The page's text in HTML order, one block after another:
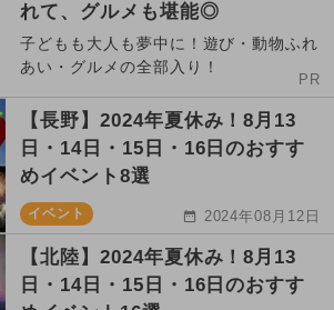
れて、グルメも堪能◎
子どもも大人も夢中に！遊び・動物ふれ
あい・グルメの全部入り！
PR
【長野】2024年夏休み！8月13
日・14日・15日・16日のおすす
めイベント8選
イベント 2024年08月12日
【北陸】2024年夏休み！8月13
日・14日・15日・16日のおすす